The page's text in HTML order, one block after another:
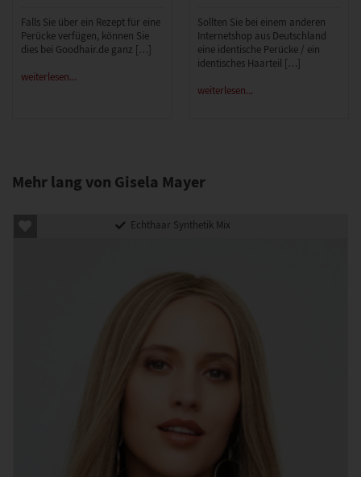
Falls Sie über ein Rezept für eine
Perücke verfügen, können Sie
dies bei Goodhair.de ganz […]
weiterlesen...
Sollten Sie bei einem anderen
Internetshop aus Deutschland
eine identische Perücke / ein
identisches Haarteil […]
weiterlesen...
Mehr lang von Gisela Mayer
Echthaar Synthetik Mix